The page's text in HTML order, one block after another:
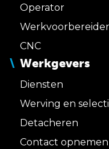
Operator
Werkvoorbereider
CNC
Werkgevers
Diensten
Werving en
Detacheren
Contact opnemen